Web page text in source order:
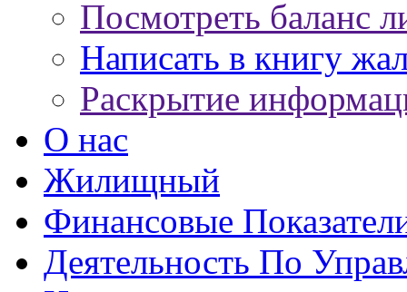
Посмотреть баланс
Написать в книгу
Раскрытие
О нас
Жилищный
Финансовые
Деятельность По